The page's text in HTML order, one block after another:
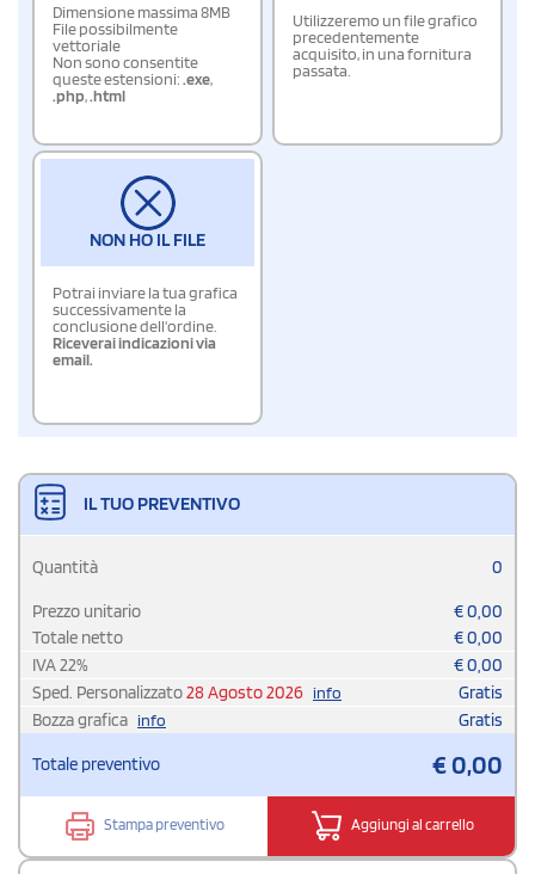
Dimensione massima 8MB
File possibilmente
vettoriale
Non sono consentite
queste estensioni:.exe,
.php,.html
Utilizzeremo un file grafico
precedentemente
acquisito, in una fornitura
passata.
NON HO IL FILE
Potrai inviare la tua grafica
successivamente la
conclusione dell'ordine.
Riceverai indicazioni via
email.
IL TUO PREVENTIVO
Quantità 0
Prezzo unitario €0,00
Totale netto
€0,00
IVA22% €0,00
Sped. Personalizzato28 Agosto 2026 info
Gratis
Bozza grafica info Gratis
Totale preventivo €0,00
Stampa preventivo Aggiungi al carrello